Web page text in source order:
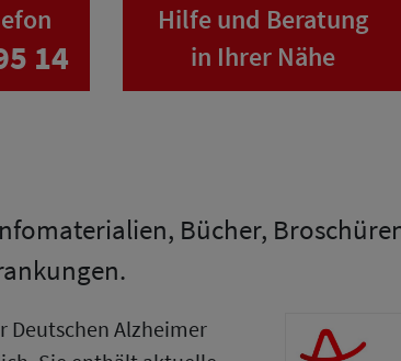
14
Hilfe und Beratung
in Ihrer Nähe
Bücher,
Deutschen Alzheimer